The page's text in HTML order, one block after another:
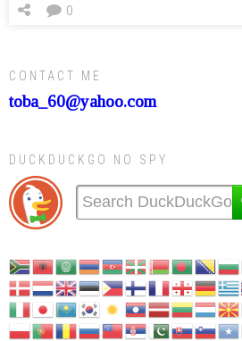
0
CONTACT ME
toba_60@yahoo.com
DUCKDUCKGO NO SPY